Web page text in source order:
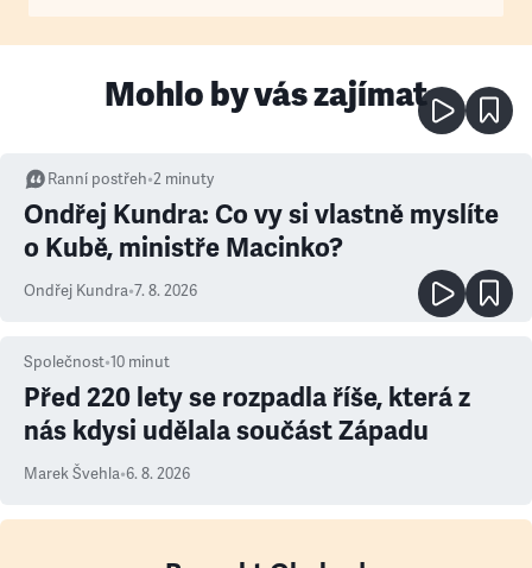
Mohlo by vás zajímat
Ranní postřeh•2 minuty
Ondřej Kundra: Co vy si vlastně myslíte
o Kubě, ministře Macinko?
Ondřej Kundra•7. 8. 2026
Společnost•10 minut
Před 220 lety se rozpadla říše, která z
nás kdysi udělala součást Západu
Marek Švehla•6. 8. 2026